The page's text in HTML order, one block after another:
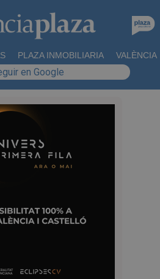
PLAZA INMOBILIARIA VALÈNCIA
en Google